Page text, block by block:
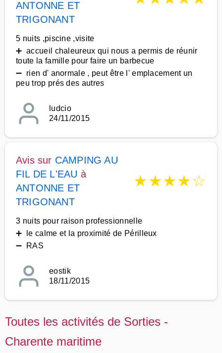
ANTONNE ET
TRIGONANT
5 nuits ,piscine ,visite
➕ accueil chaleureux qui nous a permis de réunir
toute la famille pour faire un barbecue
➖ rien d' anormale , peut être l' emplacement un
peu trop prés des autres
ludcio
24/11/2015
Avis sur CAMPING AU
FIL DE L'EAU à
ANTONNE ET
TRIGONANT
★★★★☆
3 nuits pour raison professionnelle
➕ le calme et la proximité de Périlleux
➖ RAS
eostik
18/11/2015
Toutes les activités de Sorties -
Charente maritime